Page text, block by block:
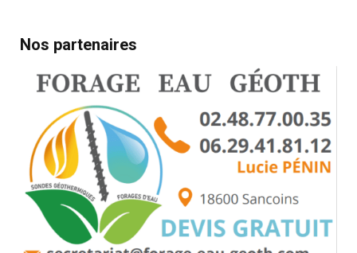
Nos partenaires